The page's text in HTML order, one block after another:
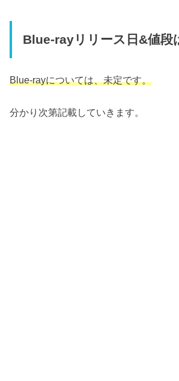
Blue-rayリリース日&値段
Blue-rayについては、未定です。
分かり次第記載していきます。